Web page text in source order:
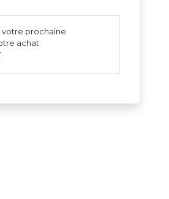
votre prochaine
achat